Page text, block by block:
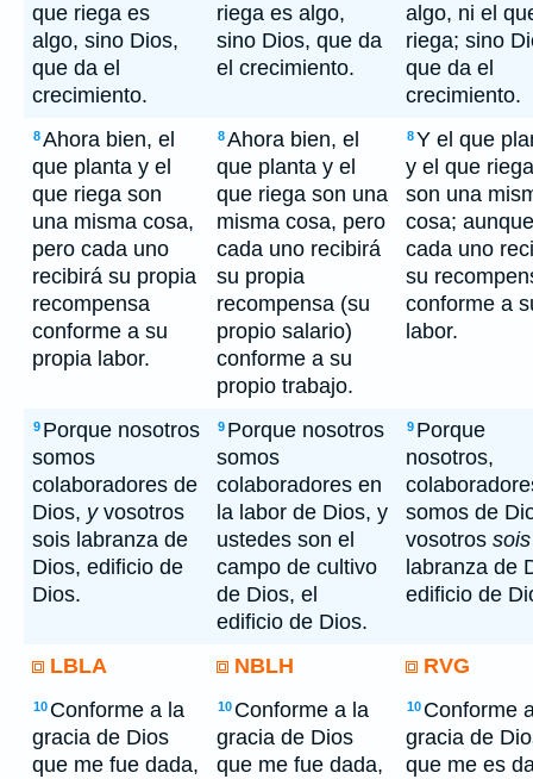
que riega es
algo, sino Dios,
que da el
crecimiento.
riega es algo,
sino Dios, que da
el crecimiento.
algo, ni el
riega; sino
que da el
crecimiento.
8Ahora bien, el
que planta y el
que riega son
una misma cosa,
pero cada uno
recibirá su propia
recompensa
conforme a su
propia labor.
8Ahora bien, el
que planta y el
que riega son una
misma cosa, pero
cada uno recibirá
su propia
recompensa (su
propio salario)
conforme a su
propio trabajo.
8Y el que
y el que riega
son una
cosa; aunque
cada uno
su
conforme a
labor.
9 Porque nosotros
somos
colaboradores de
Dios, yvosotros
sois labranza de
Dios, edificio de
Dios.
9 Porque nosotros
somos
colaboradores en
la labor de Dios, y
ustedes son el
campo de cultivo
de Dios, el
edificio de Dios.
9 Porque
nosotros,
somos de
vosotros sois
labranza de
edificio de
LBLA NBLH RVG
10 Conforme a la
gracia de Dios
que me fue dada,
10 Conforme a la
gracia de Dios
que me fue dada,
10 Conforme
gracia de
que me es